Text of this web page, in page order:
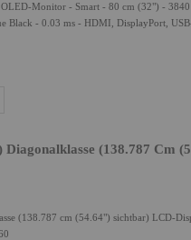
OLED-Monitor - Smart - 80 cm (32") -
Black - 0.03 ms - HDMI, DisplayPort,
(138.787 Cm
(138.787 cm (54.64") sichtbar) LCD-